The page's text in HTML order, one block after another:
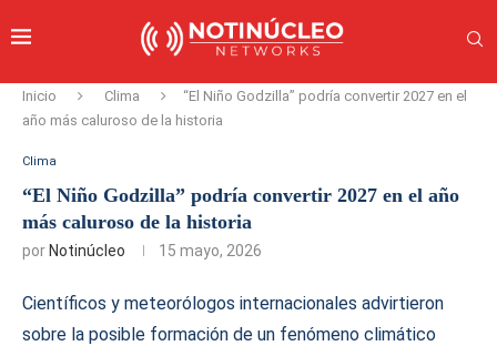
Inicio Clima
“El Niño Godzilla” podría convertir 2027 en el
año más caluroso de la historia
Clima
“El Niño Godzilla” podría convertir 2027 en el año
más caluroso de la historia
por Notinúcleo 15 mayo, 2026
Científicos y meteorólogos internacionales advirtieron
sobre la posible formación de un fenómeno climático